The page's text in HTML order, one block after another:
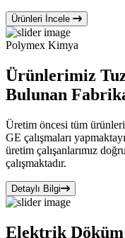
Ürünleri İncele
Polymex Kimya
Ürünlerimiz
Bulunan
Üretim öncesi tüm
GE çalışmaları
üretim çalışanlarımız
çalışmaktadır.
Detaylı Bilgi
Elektrik